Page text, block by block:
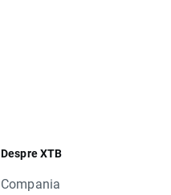
Despre XTB
Compania